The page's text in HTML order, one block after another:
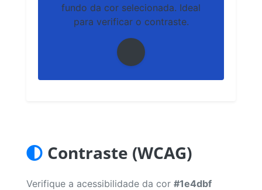
fundo da cor selecionada. Ideal
para verificar o contraste.
Contraste (WCAG)
Verifique a acessibilidade da cor #1e4dbf